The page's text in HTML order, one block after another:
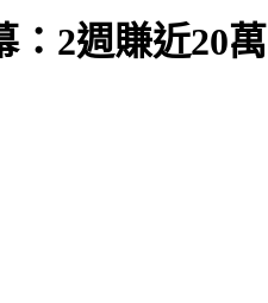
2週賺近20萬